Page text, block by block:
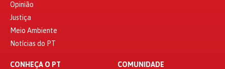
Opinião
Justiça
Meio Ambiente
Notícias do PT
CONHEÇA O PT COMUNIDADE